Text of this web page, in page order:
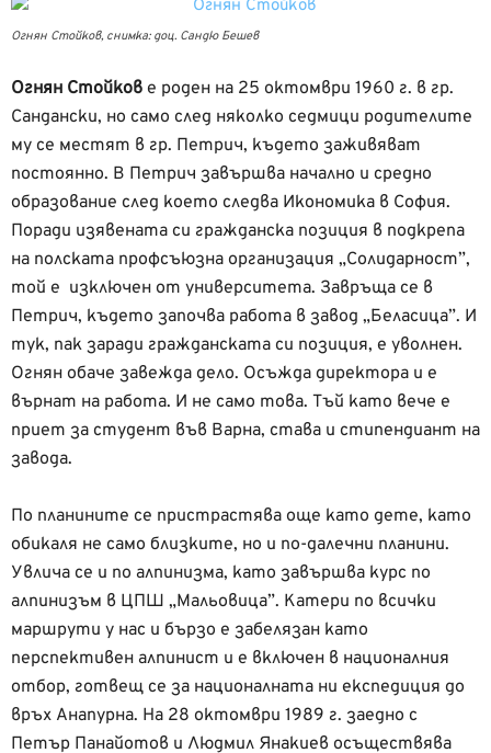
Огнян Стойков, снимка: доц. Сандю Бешев
Огнян Стойков е роден на 25 октомври 1960 г. в гр.
Сандански, но само след няколко седмици родителите
му се местят в гр. Петрич, където заживяват
постоянно. В Петрич завършва начално и средно
образование след което следва Икономика в София.
Поради изявената си гражданска позиция в подкрепа
на полската профсъюзна организация „Солидарност”,
той е изключен от университета. Завръща се в
Петрич, където започва работа в завод „Беласица”. И
тук, пак заради гражданската си позиция, е уволнен.
Огнян обаче завежда дело. Осъжда директора и е
върнат на работа. И не само това. Тъй като вече е
приет за студент във Варна, става и стипендиант на
завода.
По планините се пристрастява още като дете, като
обикаля не само близките, но и по-далечни планини.
Увлича се и по алпинизма, като завършва курс по
алпинизъм в ЦПШ „Мальовица”. Катери по всички
маршрути у нас и бързо е забелязан като
перспективен алпинист и е включен в националния
отбор, готвещ се за националната ни експедиция до
връх Анапурна. На 28 октомври 1989 г. заедно с
Петър Панайотов и Людмил Янакиев осъществява